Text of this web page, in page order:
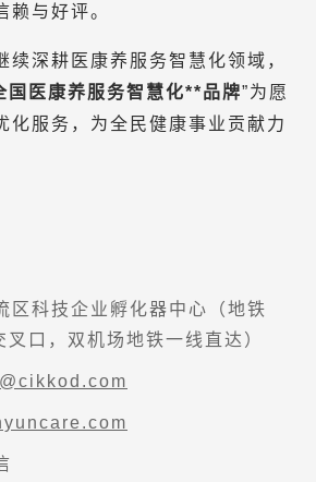
赖与好评。
续深耕医康养服务智慧化领域，
国医康养服务智慧化**品牌”为愿
化服务，为全民健康事业贡献力
区科技企业孵化器中心（地铁
口，双机场地铁一线直达）